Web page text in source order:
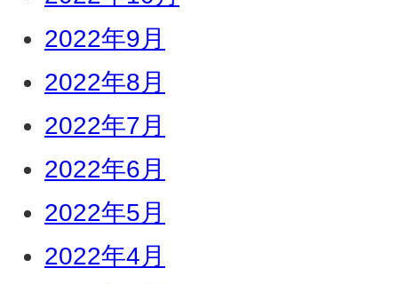
2022年9月
2022年8月
2022年7月
2022年6月
2022年5月
2022年4月